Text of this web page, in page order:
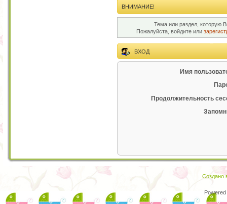
ВНИМАНИЕ!
Тема или раздел, которую
Пожалуйста, войдите или
ВХОД
Имя
Продолжительность
Создано